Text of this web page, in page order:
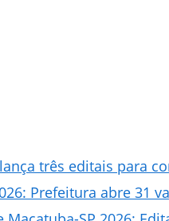
três editais para
Prefeitura abre 31